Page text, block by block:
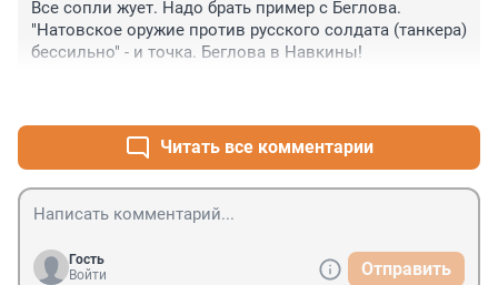
Все сопли жует. Надо брать пример с Беглова.
"Натовское оружие против русского солдата (танкера)
бессильно" - и точка. Беглова в Навкины!
Читать все комментарии
Гость
Войти
Отправить